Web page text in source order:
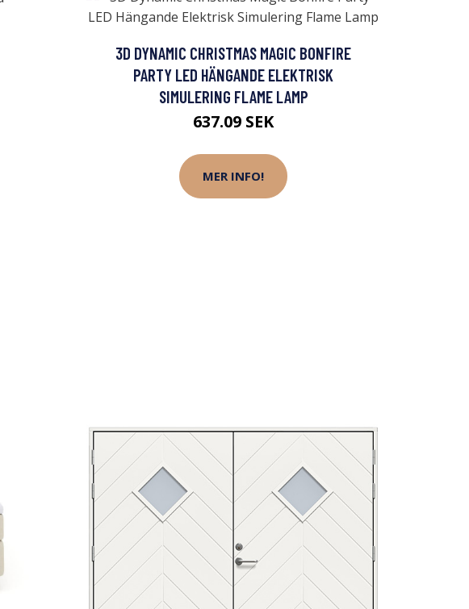
3D DYNAMIC CHRISTMAS MAGIC BONFIRE
PARTY LED HÄNGANDE ELEKTRISK
SIMULERING FLAME LAMP
637.09 SEK
MER INFO!